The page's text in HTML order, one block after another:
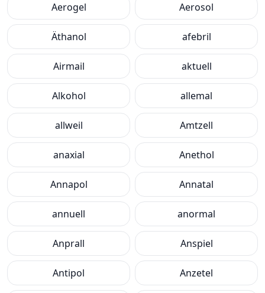
Aerogel Aerosol
Äthanol afebril
Airmail aktuell
Alkohol allemal
allweil Amtzell
anaxial Anethol
Annapol Annatal
annuell anormal
Anprall Anspiel
Antipol Anzetel